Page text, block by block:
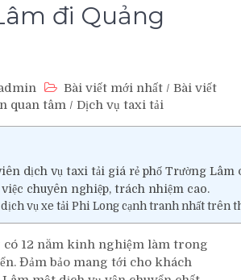
đi Quảng
Bài viết mới nhất / Bài viết
quan tâm / Dịch vụ taxi tải
dịch vụ taxi tải giá rẻ phố Trường Lâm
chuyên nghiệp, trách nhiệm cao.
vụ xe tải Phi Long cạnh tranh nhất trên
có 12 năm kinh nghiệm làm trong
Đảm bảo mang tới cho khách